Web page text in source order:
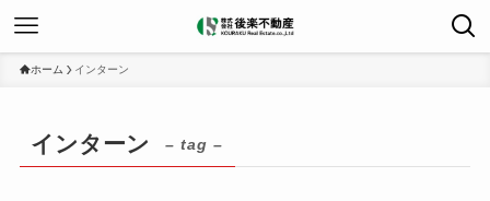
ホーム インターン
インターン – tag –